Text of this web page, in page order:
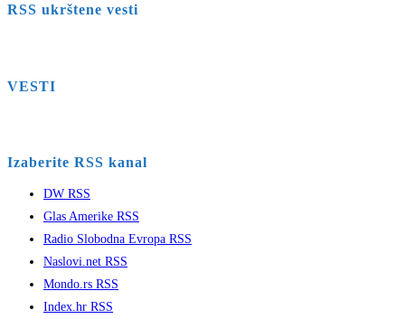
RSS ukrštene vesti
VESTI
Izaberite RSS kanal
DW RSS
Glas Amerike RSS
Radio Slobodna Evropa RSS
Naslovi.net RSS
Mondo.rs RSS
Index.hr RSS